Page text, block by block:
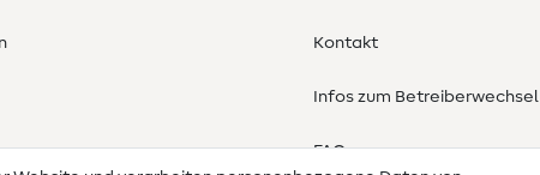
Kontakt
Infos zum Betreiberwechsel
FAQ